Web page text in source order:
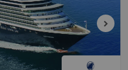
chevron_right